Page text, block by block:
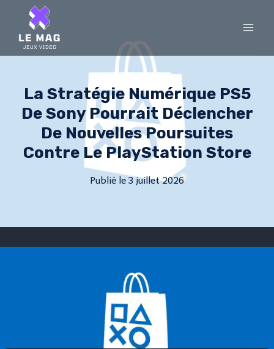
content
La Stratégie Numérique PS5
De Sony Pourrait Déclencher
De Nouvelles Poursuites
Contre Le PlayStation Store
Publié le 3 juillet 2026